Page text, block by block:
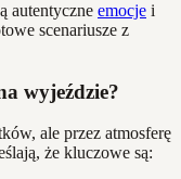
autentyczne emocje i
scenariusze z
wyjeździe?
ale przez atmosferę
że kluczowe są: